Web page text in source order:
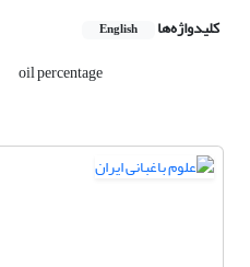
کلیدواژه‌ها English
oil percentage